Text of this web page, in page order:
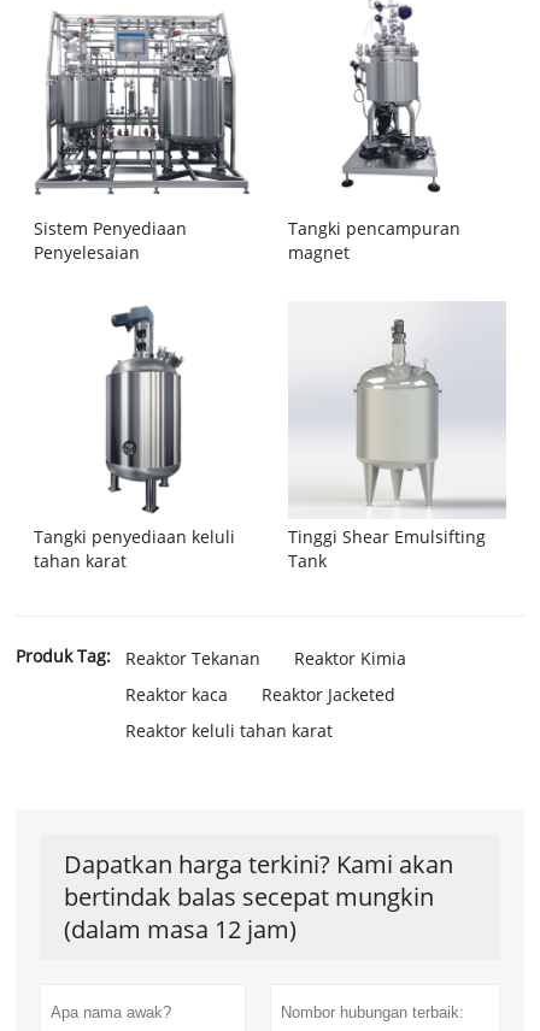
Sistem Penyediaan
Penyelesaian
Tangki pencampuran
magnet
Tangki penyediaan keluli
tahan karat
Tinggi Shear Emulsifting
Tank
Produk Tag: Reaktor Tekanan
Reaktor Kimia
Reaktor kaca
Reaktor Jacketed
Reaktor keluli tahan karat
Dapatkan harga terkini? Kami akan
bertindak balas secepat mungkin
(dalam masa 12 jam)